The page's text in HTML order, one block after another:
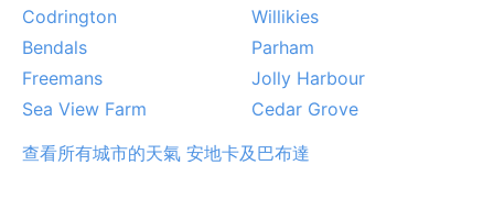
Codrington
Willikies
Bendals
Parham
Freemans
Jolly Harbour
Sea View Farm
Cedar Grove
查看所有城市的天氣 安地卡及巴布達